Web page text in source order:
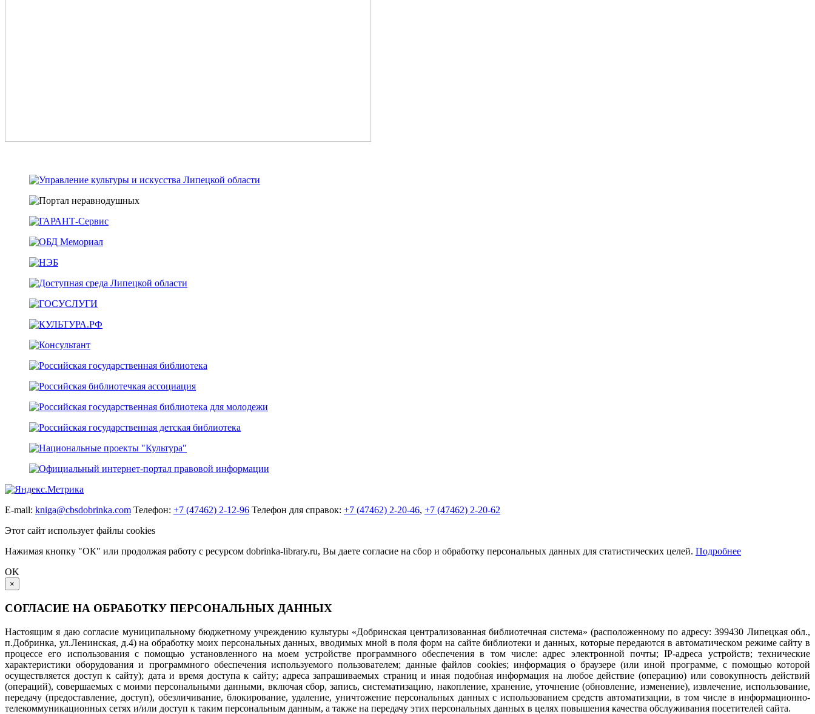
E-mail: kniga@cbsdobrinka.com Телефон: +7 (47462) 2-12-96 Телефон для справок: +7 (47462) 2-20-46, +7 (47462) 2-20-62
Этот сайт использует файлы cookies
Нажимая кнопку "ОК" или продолжая работу с ресурсом dobrinka-library.ru, Вы даете согласие на сбор и обработку персональных данных для статистических целей. Подробнее
OK
×
СОГЛАСИЕ НА ОБРАБОТКУ ПЕРСОНАЛЬНЫХ ДАННЫХ
Настоящим я даю согласие муниципальному бюджетному учреждению культуры «Добринская централизованная библиотечная система» (расположенному по адресу: 399430 Липецкая обл.,
п.Добринка, ул.Ленинская, д.4) на обработку моих персональных данных, вводимых мной в поля форм на сайте библиотеки и данных, которые передаются в автоматическом режиме сайту в
процессе его использования с помощью установленного на моем устройстве программного обеспечения в том числе: адрес электронной почты; IP-адреса устройств; технические
характеристики оборудования и программного обеспечения используемого пользователем; данные файлов cookies; информация о браузере (или иной программе, с помощью которой
осуществляется доступ к сайту); дата и время доступа к сайту; адреса запрашиваемых страниц и иная подобная информация на любое действие (операцию) или совокупность действий
(операций), совершаемых с моими персональными данными, включая сбор, запись, систематизацию, накопление, хранение, уточнение (обновление, изменение), извлечение, использование,
передачу (предоставление, доступ), обезличивание, блокирование, удаление, уничтожение персональных данных с использованием средств автоматизации, в том числе в информационно-
телекоммуникационных сетях и/или доступ к таким персональным данным, а также на передачу этих персональных данных в целях повышения качества обслуживания посетителей сайта.